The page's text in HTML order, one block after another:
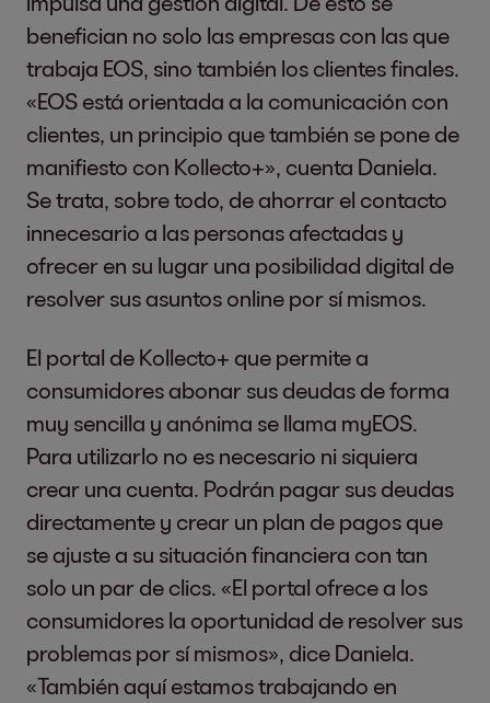
benefician no solo las empresas con las que
trabaja EOS, sino también los clientes finales.
«EOS está orientada a la comunicación con
clientes, un principio que también se pone de
manifiesto con Kollecto+», cuenta Daniela.
Se trata, sobre todo, de ahorrar el contacto
innecesario a las personas afectadas y
ofrecer en su lugar una posibilidad digital de
resolver sus asuntos online por sí mismos.
El portal de Kollecto+ que permite a
consumidores abonar sus deudas de forma
muy sencilla y anónima se llama myEOS.
Para utilizarlo no es necesario ni siquiera
crear una cuenta. Podrán pagar sus deudas
directamente y crear un plan de pagos que
se ajuste a su situación financiera con tan
solo un par de clics. «El portal ofrece a los
consumidores la oportunidad de resolver sus
problemas por sí mismos», dice Daniela.
«También aquí estamos trabajando en